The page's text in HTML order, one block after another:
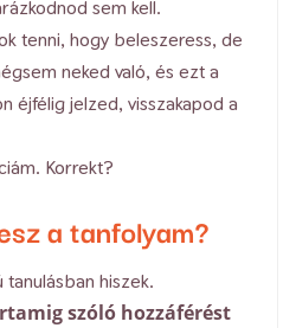
sem kell.
tenni, hogy beleszeress, de
neked való, és ezt a
éjfélig jelzed, visszakapod a
Korrekt?
a tanfolyam?
hiszek.
szóló hozzáférést